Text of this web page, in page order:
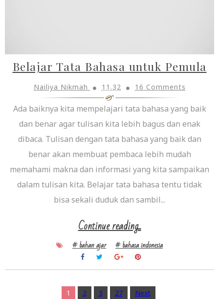
Belajar Tata Bahasa untuk Pemula
Nailiya Nikmah 11.32 16 Comments
Ada baiknya kita mempelajari tata bahasa yang baik
dan benar agar tulisan kita lebih bagus dan enak
dibaca. Tulisan dengan tata bahasa yang baik dan
benar akan membuat pembaca lebih mudah
memahami makna dan informasi yang kita sampaikan
dalam tulisan kita. Belajar tata bahasa tentu tidak
bisa sekali duduk dan sambil...
Continue reading...
# bahan ajar # bahasa indonesia
1 2 3 27 Next